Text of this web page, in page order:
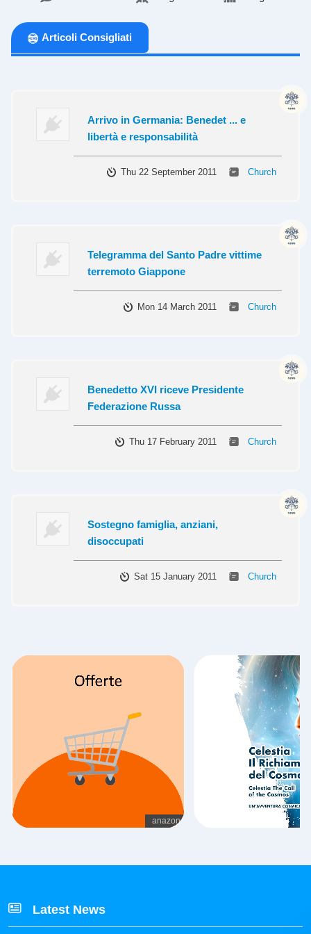
Articoli Consigliati
Arrivo in Germania: Benedet ... e
libertà e responsabilità
Thu 22 September 2011 Church
Telegramma del Santo Padre vittime
terremoto Giappone
Mon 14 March 2011 Church
Benedetto XVI riceve Presidente
Federazione Russa
Thu 17 February 2011 Church
Sostegno famiglia, anziani,
disoccupati
Sat 15 January 2011 Church
Latest News